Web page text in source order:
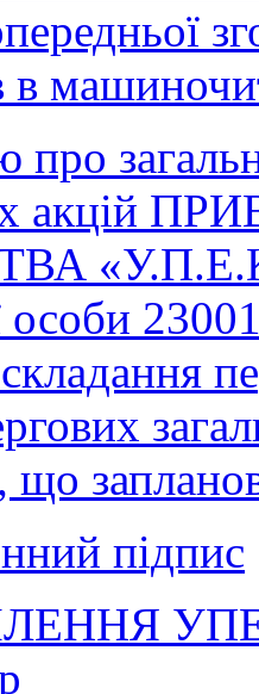
в
акцій
що
підпис
УПЕК